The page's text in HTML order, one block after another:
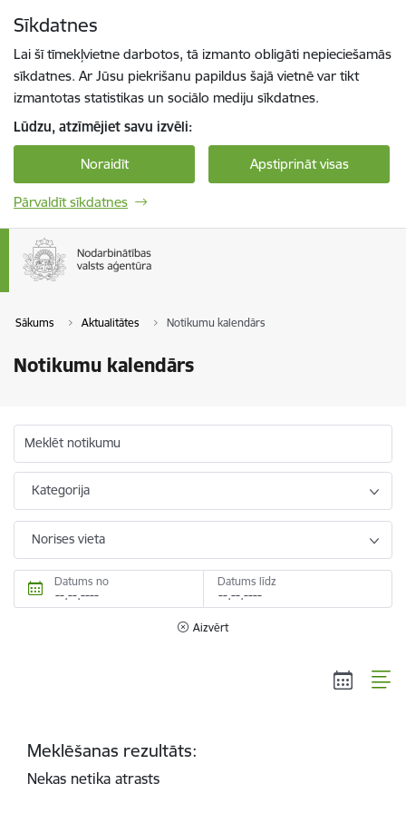
Sīkdatnes
Lai šī tīmekļvietne darbotos, tā izmanto obligāti nepieciešamās
sīkdatnes. Ar Jūsu piekrišanu papildus šajā vietnē var tikt
izmantotas statistikas un sociālo mediju sīkdatnes.
Lūdzu, atzīmējiet savu izvēli:
Noraidīt Apstiprināt visas
Pārvaldīt sīkdatnes
Sākums Aktualitātes Notikumu kalendārs
Notikumu kalendārs
Meklēt notikumu
Kategorija
Norises vieta
Datums no Datums līdz
Aizvērt
Meklēšanas rezultāts:
Nekas netika atrasts